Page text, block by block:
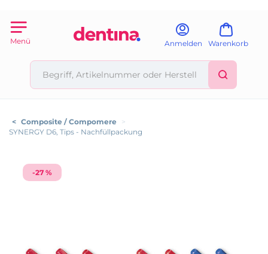
Menü Anmelden Warenkorb
< Composite / Compomere
>
SYNERGY D6, Tips - Nachfüllpackung
-27 %